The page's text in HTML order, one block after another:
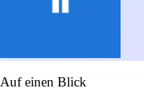
Auf einen Blick